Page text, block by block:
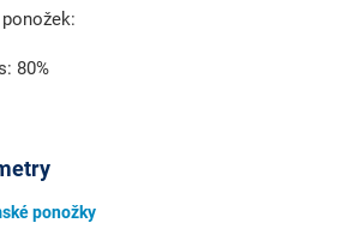
80%
ponožky